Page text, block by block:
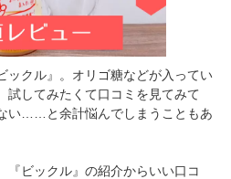
ックル』。オリゴ糖などが入ってい
試してみたくて口コミを見てみて
い……と余計悩んでしまうこともあ
『ビックル』の紹介からいい口コ